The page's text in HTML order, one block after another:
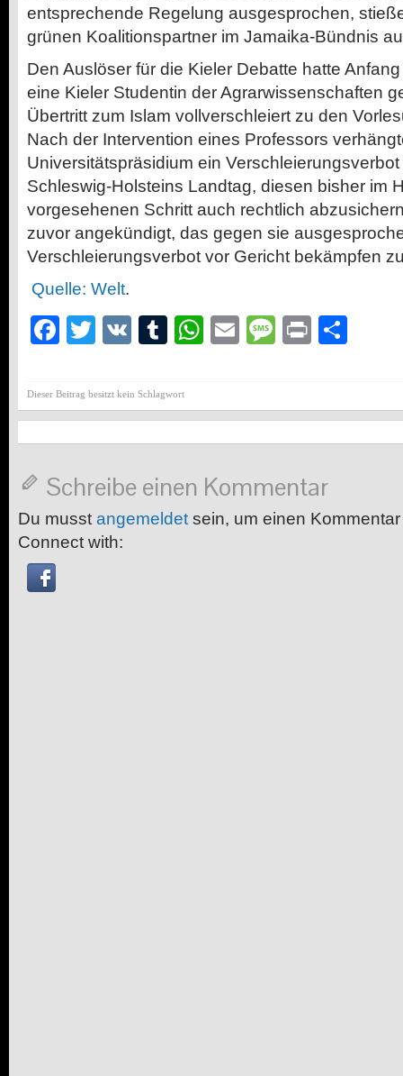
entsprechende Regelung ausgesprochen,
grünen Koalitionspartner im Jamaika-Bündnis
Den Auslöser für die Kieler Debatte hatte
eine Kieler Studentin der Agrarwissenschaften
Übertritt zum Islam vollverschleiert zu den
Nach der Intervention eines Professors
Universitätspräsidium ein
Schleswig-Holsteins Landtag, diesen bisher im
vorgesehenen Schritt auch rechtlich
zuvor angekündigt, das gegen sie
Verschleierungsverbot vor Gericht bekämpfen
Quelle: Welt.
Facebook
Twitter
VK Tumblr
WhatsApp
EmailMessage
Print
Dieser Beitrag besitzt kein Schlagwort
Schreibe einen Kommentar
Du musst angemeldet sein, um einen
Connect with: